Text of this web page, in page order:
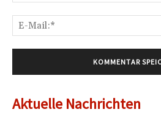
Aktuelle Nachrichten